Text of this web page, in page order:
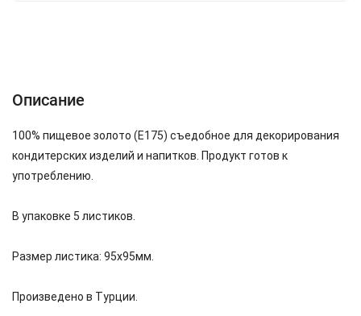
Описание
100% пищевое золото (Е175) съедобное для декорирования
кондитерских изделий и напитков. Продукт готов к
употреблению.
В упаковке 5 листиков.
Размер листика: 95х95мм.
Произведено в Турции.